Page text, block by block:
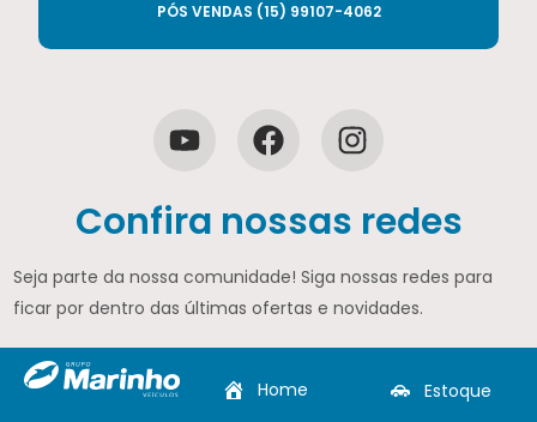
PÓS VENDAS (15) 99107-4062
Confira nossas redes
Seja parte da nossa comunidade! Siga nossas redes para
ficar por dentro das últimas ofertas e novidades.
Home Estoque